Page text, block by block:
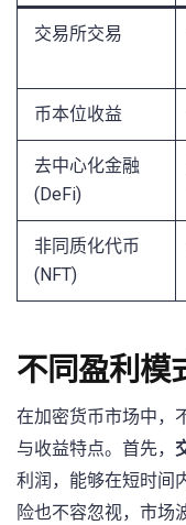
交易所交易
币本位收益
去中心化金融
(DeFi)
非同质化代币
(NFT)
不同盈利模
在加密货币市场中，
与收益特点。首先，
利润，能够在短时间
险也不容忽视，市场